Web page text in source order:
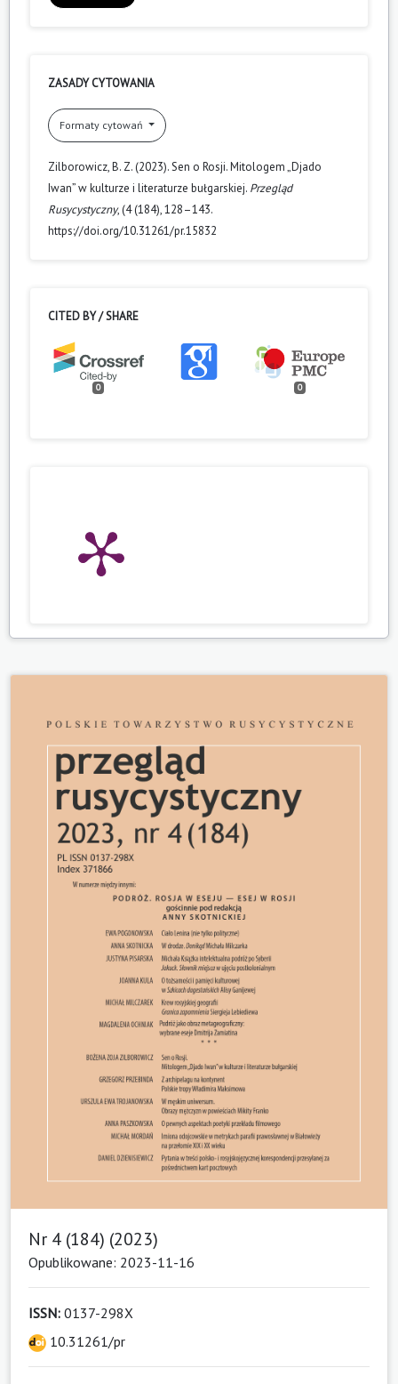
ZASADY CYTOWANIA
Formaty cytowań
Zilborowicz, B. Z. (2023). Sen o Rosji. Mitologem „Djado
Iwan” w kulturze i literaturze bułgarskiej. Przegląd
Rusycystyczny, (4 (184), 128–143.
https://doi.org/10.31261/pr.15832
CITED BY / SHARE
0 0
Nr 4 (184) (2023)
Opublikowane: 2023-11-16
ISSN: 0137-298X
10.31261/pr